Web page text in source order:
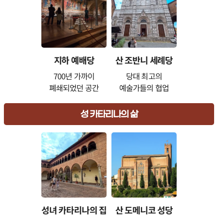
지하 예배당
700년 가까이
폐쇄되었던 공간
산 조반니 세례당
당대 최고의
예술가들의 협업
성 카타리나의 삶
성녀 카타리나의 집 산 도메니코 성당